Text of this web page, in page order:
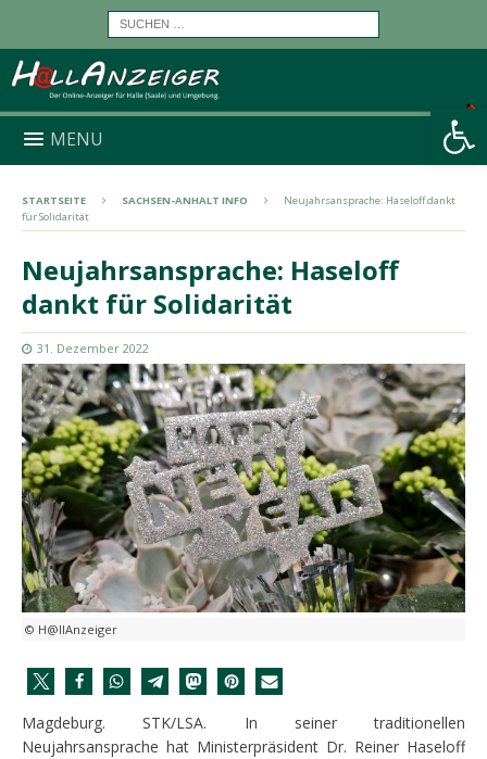
Werkzeugleiste öffnen
MENU
STARTSEITE SACHSEN-ANHALT INFO
Neujahrsansprache: Haseloff dankt
für Solidarität
Neujahrsansprache: Haseloff
dankt für Solidarität
31. Dezember 2022
© H@llAnzeiger
Magdeburg. STK/LSA. In seiner traditionellen
Neujahrsansprache hat Ministerpräsident Dr. Reiner Haseloff